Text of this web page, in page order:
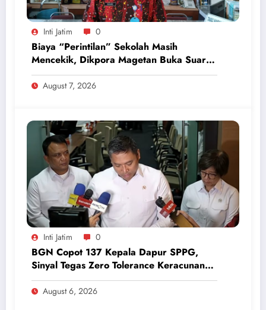
Inti Jatim 0
Biaya “Perintilan” Sekolah Masih
Mencekik, Dikpora Magetan Buka Suara
Soal Polemik Seragam dan Modul
August 7, 2026
Inti Jatim 0
BGN Copot 137 Kepala Dapur SPPG,
Sinyal Tegas Zero Tolerance Keracunan
Makanan dan Korupsi
August 6, 2026